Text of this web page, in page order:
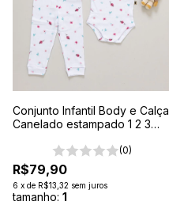
Conjunto Infantil Body e Calça
Canelado estampado 1 2 3
(0)
R$79,90
6 x de R$13,32 sem juros
tamanho: 1